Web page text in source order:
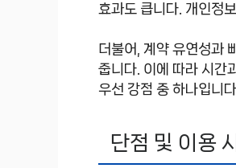
효과도 큽니다. 개인정
더불어, 계약 유연성과
줍니다. 이에 따라 시간
우선 강점 중 하나입니다.
단점 및 이용